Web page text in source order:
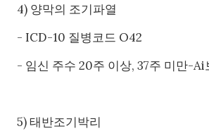
4) 양막의 조기파열
- ICD-10 질병코드 O42
- 임신 주수 20주 이상, 37주 미만-
5) 태반조기박리